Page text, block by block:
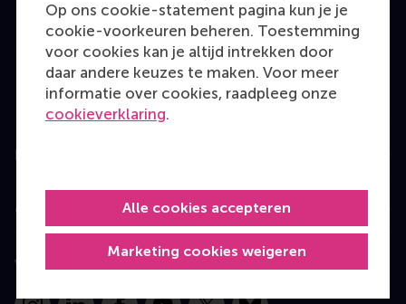
Op ons cookie-statement pagina kun je je
cookie-voorkeuren beheren. Toestemming
voor cookies kan je altijd intrekken door
daar andere keuzes te maken. Voor meer
informatie over cookies, raadpleeg onze
cookieverklaring.
Marketing cookies weigeren
Alle cookies accepteren
Master
Executive Education
Programme finder
Information for
Contact
Volg ons